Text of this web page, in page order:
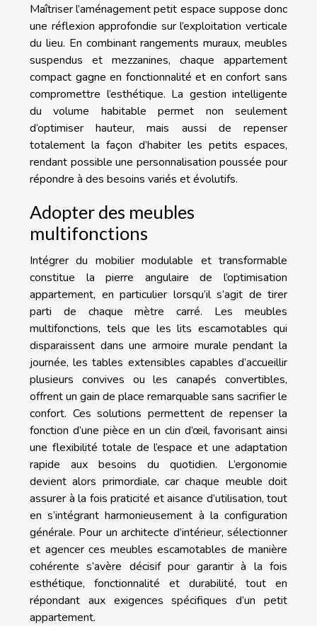
Maîtriser l’aménagement petit espace suppose donc
une réflexion approfondie sur l’exploitation verticale
du lieu. En combinant rangements muraux, meubles
suspendus et mezzanines, chaque appartement
compact gagne en fonctionnalité et en confort sans
compromettre l’esthétique. La gestion intelligente
du volume habitable permet non seulement
d’optimiser hauteur, mais aussi de repenser
totalement la façon d’habiter les petits espaces,
rendant possible une personnalisation poussée pour
répondre à des besoins variés et évolutifs.
Adopter des meubles
multifonctions
Intégrer du mobilier modulable et transformable
constitue la pierre angulaire de l’optimisation
appartement, en particulier lorsqu’il s’agit de tirer
parti de chaque mètre carré. Les meubles
multifonctions, tels que les lits escamotables qui
disparaissent dans une armoire murale pendant la
journée, les tables extensibles capables d’accueillir
plusieurs convives ou les canapés convertibles,
offrent un gain de place remarquable sans sacrifier le
confort. Ces solutions permettent de repenser la
fonction d’une pièce en un clin d’œil, favorisant ainsi
une flexibilité totale de l’espace et une adaptation
rapide aux besoins du quotidien. L’ergonomie
devient alors primordiale, car chaque meuble doit
assurer à la fois praticité et aisance d’utilisation, tout
en s’intégrant harmonieusement à la configuration
générale. Pour un architecte d’intérieur, sélectionner
et agencer ces meubles escamotables de manière
cohérente s’avère décisif pour garantir à la fois
esthétique, fonctionnalité et durabilité, tout en
répondant aux exigences spécifiques d’un petit
appartement.